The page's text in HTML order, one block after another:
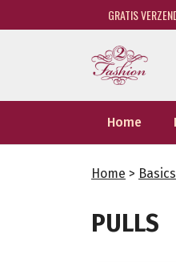
GRATIS
Home
Home > Basics
PULLS